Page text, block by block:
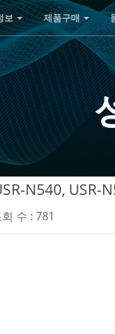
보 제품구매
N540, USR-
수 : 781